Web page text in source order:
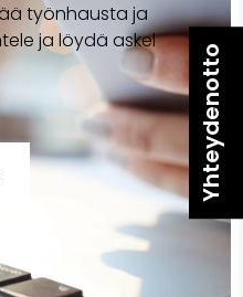
työnhausta ja
ja löydä askel
Yhteydenotto